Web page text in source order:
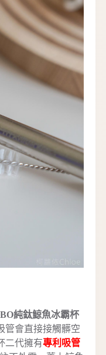
純鈦鯨魚冰霸杯
管會直接接觸髒空
二代擁有專利吸管